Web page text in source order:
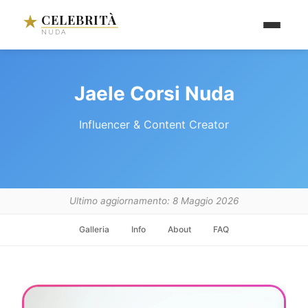
CELEBRITÀ
NUDA
Jaele Corsi Nuda
Influencer & Content Creator
Ultimo aggiornamento: 8 Maggio 2026
Galleria Info About FAQ